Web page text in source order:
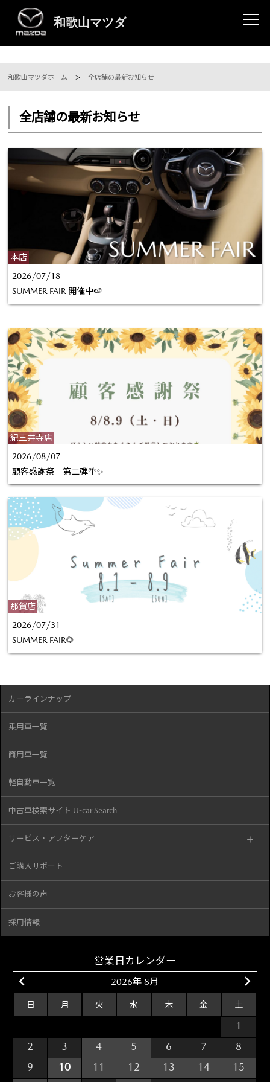
和歌山マツダホーム 全店舗の最新お知らせ
全店舗の最新お知らせ
本店
2026/07/18
SUMMER FAIR 開催中🍉
紀三井寺店
2026/08/07
顧客感謝祭 第二弾🌴✨
那賀店
2026/07/31
SUMMER FAIR🌻
カーラインナップ
乗用車一覧
商用車一覧
軽自動車一覧
中古車検索サイト U-car Search
サービス・アフターケア
ご購入サポート
お客様の声
採用情報
営業日カレンダー
2026年 8月
日 月 火 水 木 金 土
1
2
3 4 5 6 7
8
9
10 11 12 13 14
15